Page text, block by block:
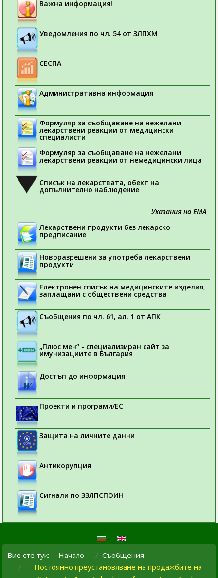
Важна информация!
Уведомления по чл. 54 от ЗЛПХМ
СЕСПА
Административна информация
Формуляр за съобщаване на нежелани
лекарствени реакции от медицински
специалисти
Формуляр за съобщаване на нежелани
лекарствени реакции от немедицински лица
Списък на лекарствата, обект на
допълнително наблюдение
Указания на ЕМА
Лекарствени продукти без лекарско
предписание
Новоразрешени за употреба лекарствени
продукти
Електронен списък на медицинските изделия,
заплащани с обществени средства
Съобщения по чл. 61, ал. 1 от АПК
„Плюс мен“ - специализиран сайт за
имунизациите в България
Достъп до информация
Проекти и програми/ЕС
Защита на личните данни
Антикорупция
Сигнали по ЗЗЛПСПОИН
Вие сте тук: Начало
Съобщения
Постоянно преустановяване на продажбите на